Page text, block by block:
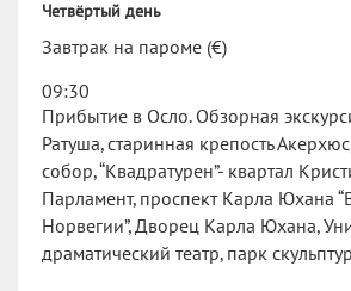
Четвёртый день
Завтрак на пароме (€)
09:30
Прибытие в Осло. Обзорная
Ратуша, старинная крепость
собор, “Квадратурен”- квартал
Парламент, проспект Карла Юхана
Норвегии”, Дворец Карла Юхана,
драматический театр, парк